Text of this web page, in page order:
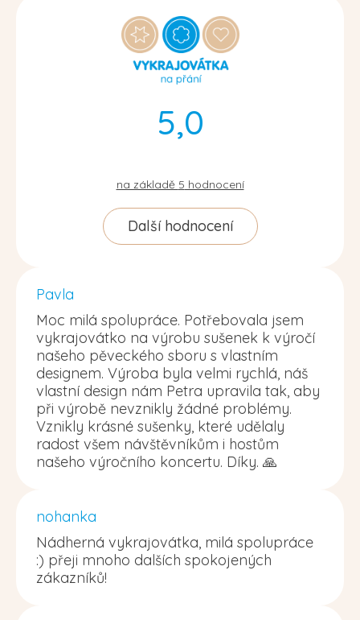
5,0
na základě 5 hodnocení
Další hodnocení
Pavla
Moc milá spolupráce. Potřebovala jsem
vykrajovátko na výrobu sušenek k výročí
našeho pěveckého sboru s vlastním
designem. Výroba byla velmi rychlá, náš
vlastní design nám Petra upravila tak, aby
při výrobě nevznikly žádné problémy.
Vznikly krásné sušenky, které udělaly
radost všem návštěvníkům i hostům
našeho výročního koncertu. Díky. 🙏
nohanka
Nádherná vykrajovátka, milá spolupráce
:) přeji mnoho dalších spokojených
zákazníků!